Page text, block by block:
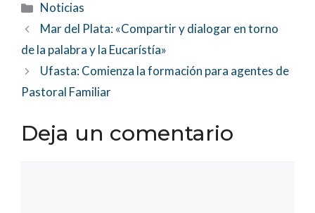
Categorías
Noticias
Mar del Plata: «Compartir y dialogar en torno
de la palabra y la Eucarístía»
Ufasta: Comienza la formación para agentes de
Pastoral Familiar
Deja un comentario